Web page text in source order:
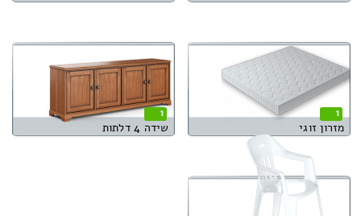
1
מזרון זוגי
1
שידה 4 דלתות